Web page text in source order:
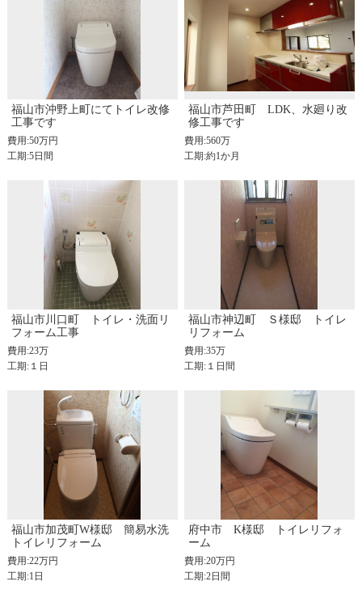
福山市沖野上町にてトイレ改修
工事です
費用:50万円
工期:5日間
福山市芦田町 LDK、水廻り改
修工事です
費用:560万
工期:約1か月
福山市川口町 トイレ・洗面リ
フォーム工事
費用:23万
工期:１日
福山市神辺町 Ｓ様邸 トイレ
リフォーム
費用:35万
工期:１日間
福山市加茂町W様邸 簡易水洗
トイレリフォーム
費用:22万円
工期:1日
府中市 K様邸 トイレリフォ
ーム
費用:20万円
工期:2日間